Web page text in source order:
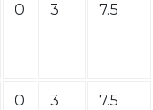
0 3 7.5
0 3 7.5